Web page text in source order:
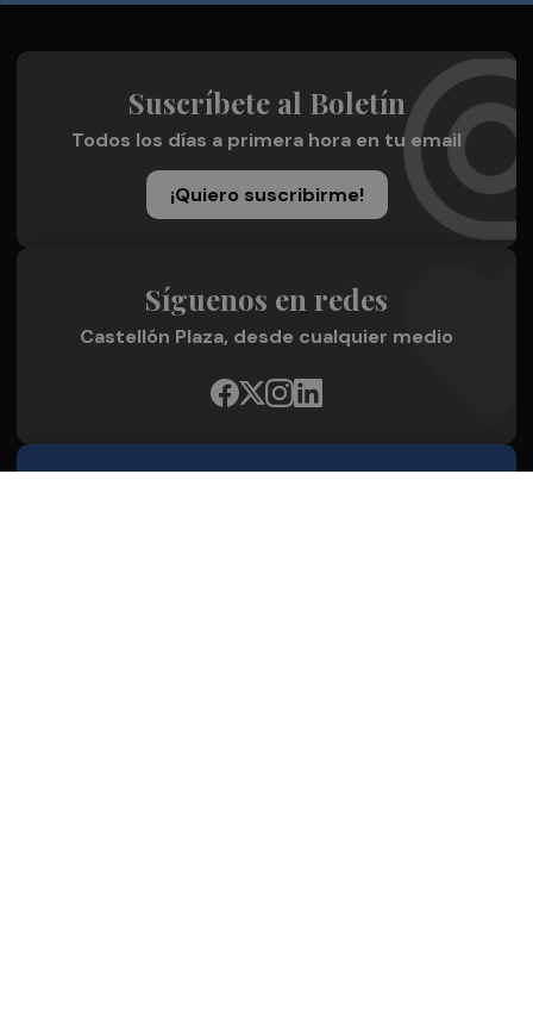
Suscríbete al Boletín
Todos los días a primera hora en tu email
¡Quiero suscribirme!
Síguenos en redes
Castellón Plaza, desde cualquier medio